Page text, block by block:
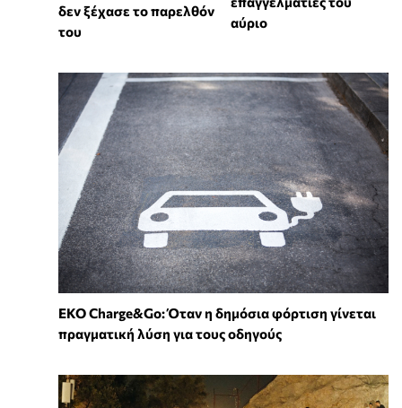
δεν ξέχασε το παρελθόν
του
αύριο
EKO Charge&Go: Όταν η δημόσια φόρτιση γίνεται
πραγματική λύση για τους οδηγούς